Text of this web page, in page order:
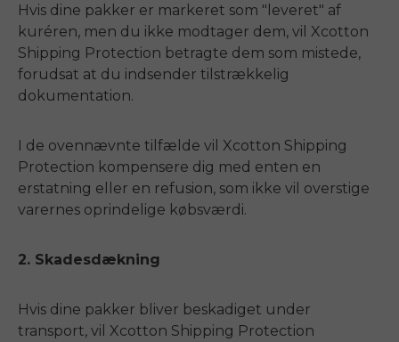
Hvis dine pakker er markeret som "leveret" af
kuréren, men du ikke modtager dem, vil Xcotton
Shipping Protection betragte dem som mistede,
forudsat at du indsender tilstrækkelig
dokumentation.
I de ovennævnte tilfælde vil Xcotton Shipping
Protection kompensere dig med enten en
erstatning eller en refusion, som ikke vil overstige
varernes oprindelige købsværdi.
2. Skadesdækning
Hvis dine pakker bliver beskadiget under
transport, vil Xcotton Shipping Protection
E26 3.0 Pro Is Here
SIGN UP NOW
email_marketing_consent
Send me news and special offers. I can unsubscribe at